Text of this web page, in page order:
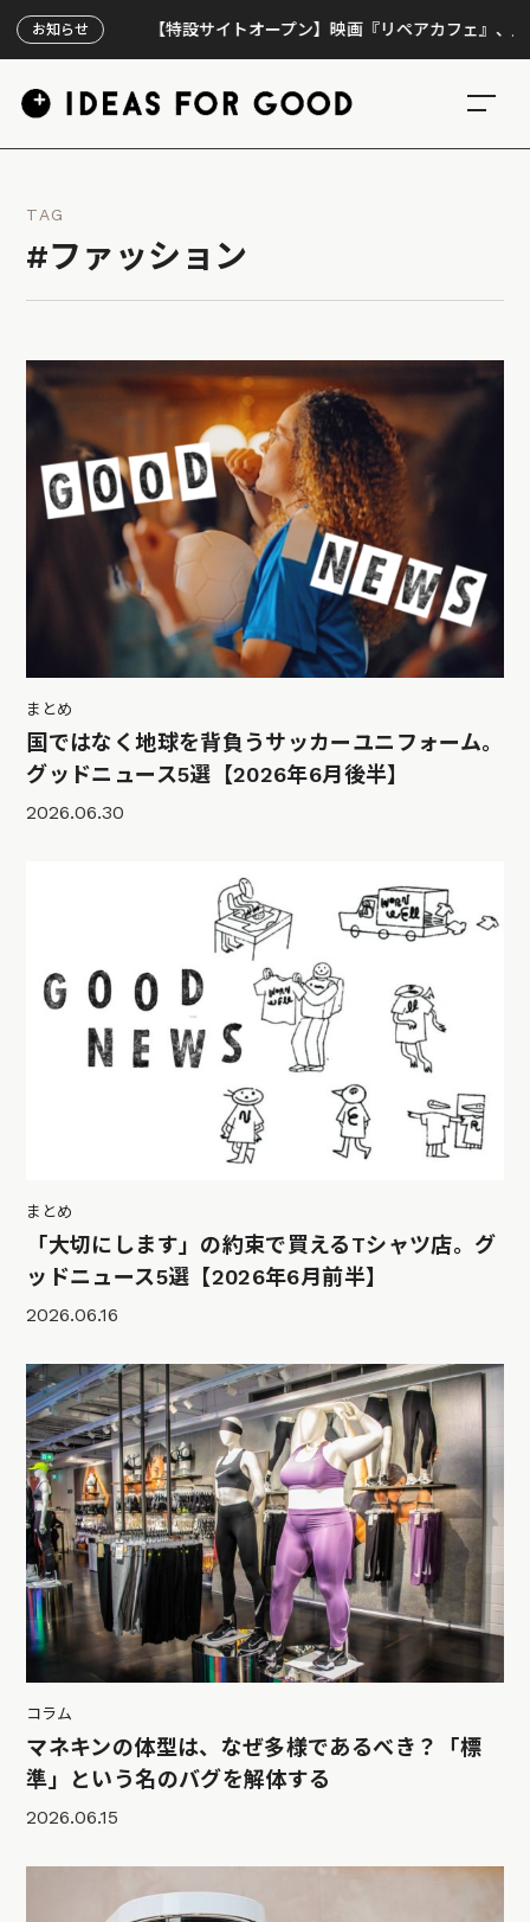
お知らせ【特設サイトオープン】映画『リペアカフェ』、上映300回
TAG
#ファッション
まとめ
国ではなく地球を背負うサッカーユニフォーム。
グッドニュース5選【2026年6月後半】
2026.06.30
まとめ
「大切にします」の約束で買えるTシャツ店。グ
ッドニュース5選【2026年6月前半】
2026.06.16
コラム
マネキンの体型は、なぜ多様であるべき？「標
準」という名のバグを解体する
2026.06.15